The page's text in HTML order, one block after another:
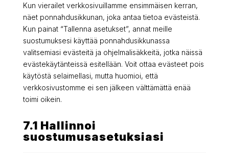
Kun vierailet verkkosivuillamme ensimmäisen kerran,
näet ponnahdusikkunan, joka antaa tietoa evästeistä.
Kun painat “Tallenna asetukset”, annat meille
suostumuksesi käyttää ponnahdusikkunassa
valitsemiasi evästeitä ja ohjelmalisäkkeitä, jotka näissä
evästekäytänteissä esitellään. Voit ottaa evästeet pois
käytöstä selaimellasi, mutta huomioi, että
verkkosivustomme ei sen jälkeen välttämättä enää
toimi oikein.
7.1 Hallinnoi
suostumusasetuksiasi